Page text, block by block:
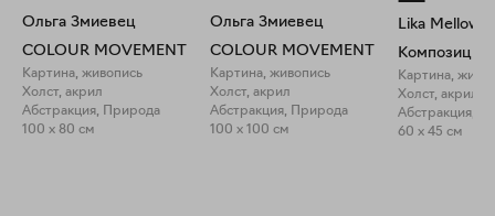
Ольга Змиевец
COLOUR MOVEMENT
Картина, живопись
Холст, акрил
Абстракция, Природа
100 x 80 см
Ольга Змиевец
COLOUR MOVEMENT
Картина, живопись
Холст, акрил
Абстракция, Природа
100 x 100 см
Lika Mellow
Картина,
Холст, акрил
Абстракция,
60 x 45 см